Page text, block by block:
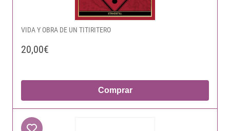
VIDA Y OBRA DE UN TITIRITERO
20,00€
Comprar